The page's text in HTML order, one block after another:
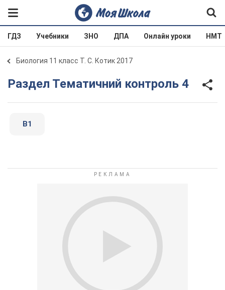
ГДЗ Учебники ЗНО ДПА Онлайн уроки НМТ
Биология 11 класс Т. С. Котик 2017
Раздел Тематичний контроль 4
В1